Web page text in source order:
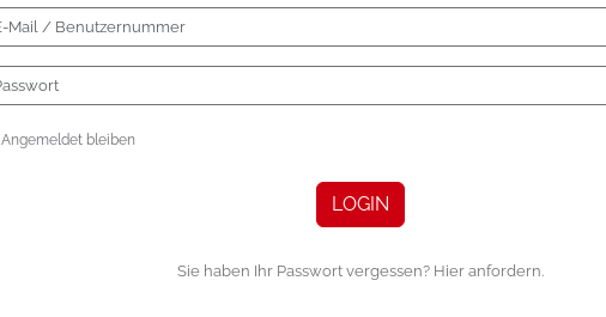
Angemeldet bleiben
LOGIN
Sie haben Ihr Passwort vergessen? Hier anfordern.